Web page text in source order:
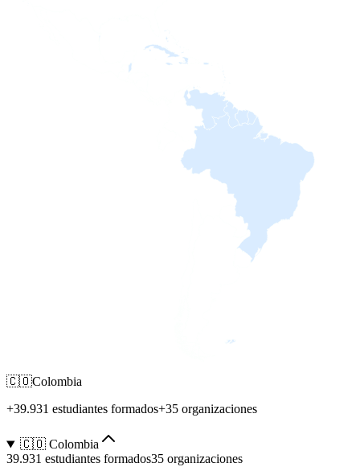
🇨🇴Colombia
+39.931 estudiantes formados+35 organizaciones
🇨🇴 Colombia
39.931 estudiantes formados35 organizaciones